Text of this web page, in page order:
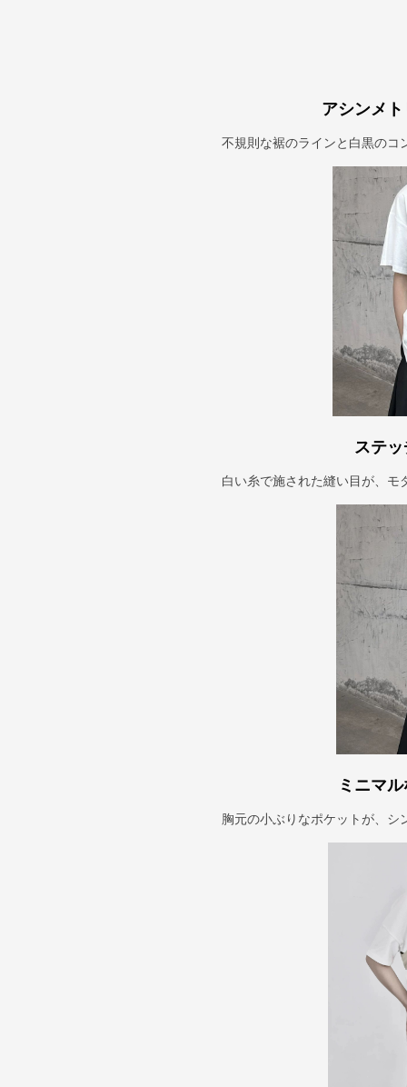
アシンメ
不規則な裾のラインと白黒のコ
ステ
白い糸で施された縫い目が、モ
ミニマ
胸元の小ぶりなポケットが、シ